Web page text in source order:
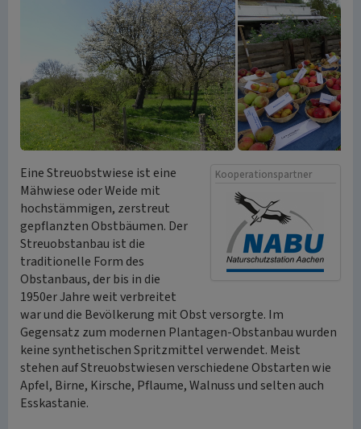
Kooperationspartner
Eine Streuobstwiese ist eine
Mähwiese oder Weide mit
hochstämmigen, zerstreut
gepflanzten Obstbäumen. Der
Streuobstanbau ist die
traditionelle Form des
Obstanbaus, der bis in die
1950er Jahre weit verbreitet
war und die Bevölkerung mit Obst versorgte. Im
Gegensatz zum modernen Plantagen-Obstanbau wurden
keine synthetischen Spritzmittel verwendet. Meist
stehen auf Streuobstwiesen verschiedene Obstarten wie
Apfel, Birne, Kirsche, Pflaume, Walnuss und selten auch
Esskastanie.